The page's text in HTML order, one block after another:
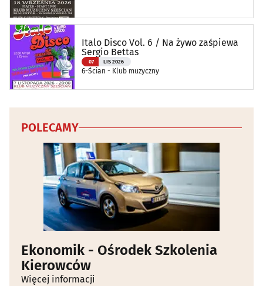
Italo Disco Vol. 6 / Na żywo zaśpiewa
Sergio Bettas
07 LIS 2026
6-Ścian - Klub muzyczny
POLECAMY
Ekonomik - Ośrodek Szkolenia
Kierowców
Więcej informacji